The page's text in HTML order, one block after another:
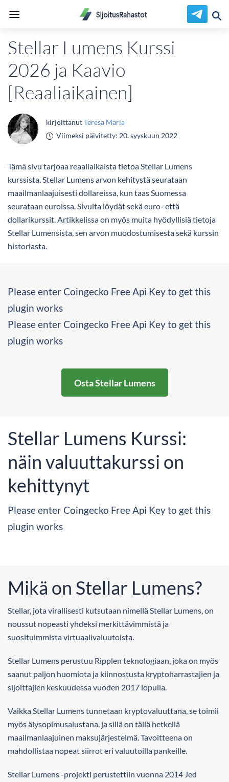
Stellar Lumens Kurssi
2026 ja Kaavio
[Reaaliaikainen]
kirjoittanutTeresa Maria
Viimeksi päivitetty: 20. syyskuun 2022
Tämä sivu tarjoaa reaaliaikaista tietoa Stellar Lumens
kurssista. Stellar Lumens arvon kehitystä seurataan
maailmanlaajuisesti dollareissa, kun taas Suomessa
seurataan euroissa. Sivulta löydät sekä euro- että
dollarikurssit. Artikkelissa on myös muita hyödyllisiä tietoja
Stellar Lumensista, sen arvon muodostumisesta sekä kurssin
historiasta.
Please enter Coingecko Free Api Key to get this
plugin works
Please enter Coingecko Free Api Key to get this
plugin works
Osta Stellar Lumens
Stellar Lumens Kurssi:
näin valuuttakurssi on
kehittynyt​
Please enter Coingecko Free Api Key to get this
plugin works
Mikä on Stellar Lumens?
Stellar, jota virallisesti kutsutaan nimellä Stellar Lumens, on
noussut nopeasti yhdeksi merkittävimmistä ja
suosituimmista virtuaalivaluutoista.
Stellar Lumens perustuu Ripplen teknologiaan, joka on myös
saanut paljon huomiota ja kiinnostusta kryptoharrastajien ja
sijoittajien keskuudessa vuoden 2017 lopulla.
Vaikka Stellar Lumens tunnetaan kryptovaluuttana, se toimii
myös älysopimusalustana, ja sillä on tällä hetkellä
maailmanlaajuinen maksujärjestelmä. Tavoitteena on
mahdollistaa nopeat siirrot eri valuutoilla pankeille.
Stellar Lumens -projekti perustettiin vuonna 2014 Jed